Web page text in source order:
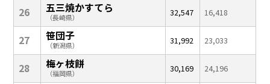
26 五三焼かすてら
（長崎県） 32,547 16,418
27 笹団子
（新潟県） 31,992 23,033
28 梅ヶ枝餅
（福岡県） 30,169 24,196